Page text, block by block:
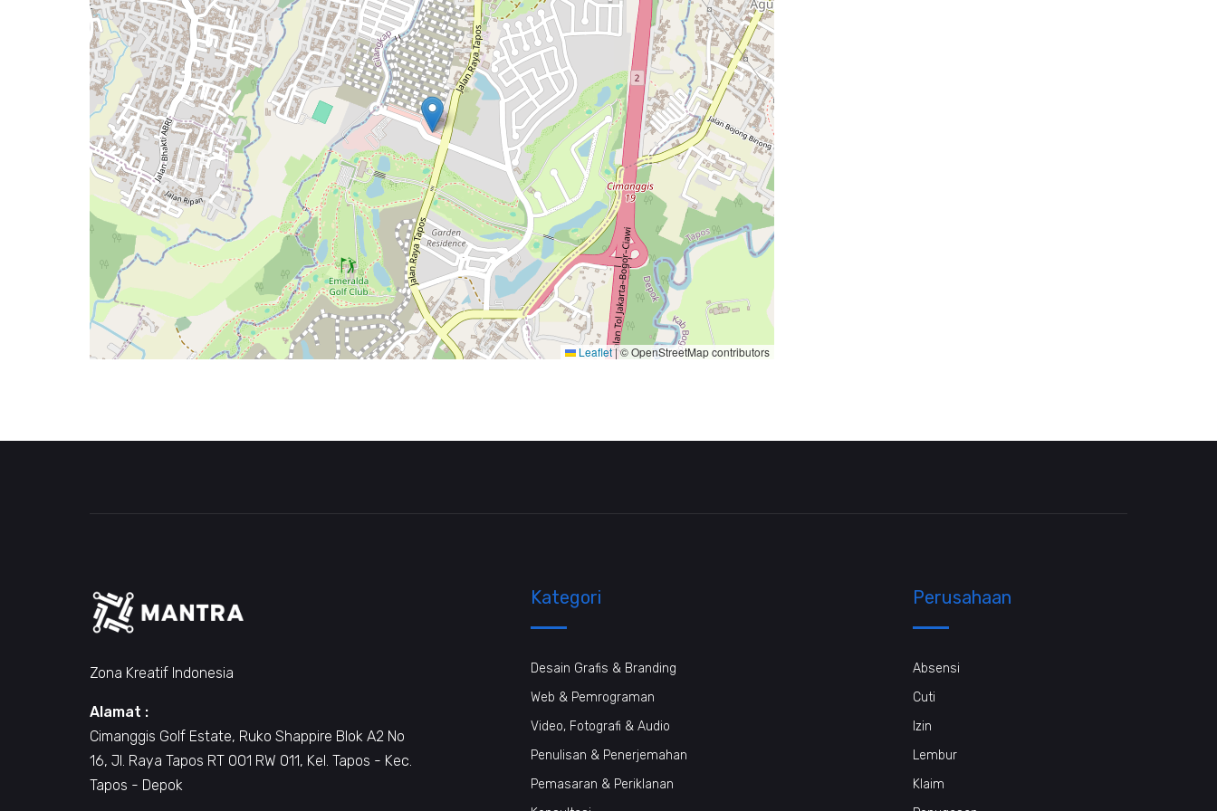
Leaflet|© OpenStreetMap contributors
Zona Kreatif Indonesia
Alamat :
Cimanggis Golf Estate, Ruko Shappire Blok A2 No
16, Jl. Raya Tapos RT 001 RW 011, Kel. Tapos - Kec.
Tapos - Depok
Kategori
Desain Grafis & Branding
Web & Pemrograman
Video, Fotografi & Audio
Penulisan & Penerjemahan
Pemasaran & Periklanan
Perusahaan
Absensi
Cuti
Izin
Lembur
Klaim